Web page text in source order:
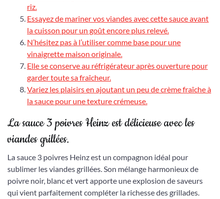
riz.
Essayez de mariner vos viandes avec cette sauce avant
la cuisson pour un goût encore plus relevé.
N’hésitez pas à l’utiliser comme base pour une
vinaigrette maison originale.
Elle se conserve au réfrigérateur après ouverture pour
garder toute sa fraîcheur.
Variez les plaisirs en ajoutant un peu de crème fraîche à
la sauce pour une texture crémeuse.
La sauce 3 poivres Heinz est délicieuse avec les
viandes grillées.
La sauce 3 poivres Heinz est un compagnon idéal pour
sublimer les viandes grillées. Son mélange harmonieux de
poivre noir, blanc et vert apporte une explosion de saveurs
qui vient parfaitement compléter la richesse des grillades.